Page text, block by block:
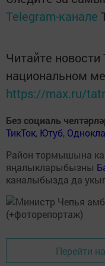
Telegram-канале
Читайте новости
национальном
https://max.ru/
Без социаль
ТикТок, Ютуб,
Район тормышына
яңалыкларыбызны
каналыбызда да
Перейти